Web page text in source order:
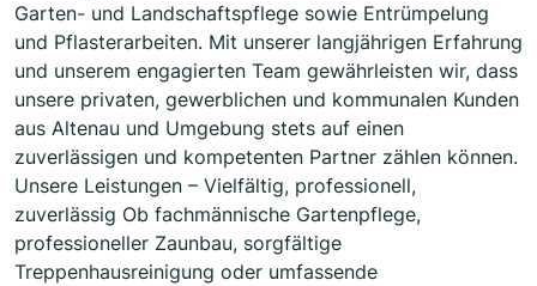
Garten- und Landschaftspflege sowie Entrümpelung
und Pflasterarbeiten. Mit unserer langjährigen Erfahrung
und unserem engagierten Team gewährleisten wir, dass
unsere privaten, gewerblichen und kommunalen Kunden
aus Altenau und Umgebung stets auf einen
zuverlässigen und kompetenten Partner zählen können.
Unsere Leistungen – Vielfältig, professionell,
zuverlässig Ob fachmännische Gartenpflege,
professioneller Zaunbau, sorgfältige
Treppenhausreinigung oder umfassende